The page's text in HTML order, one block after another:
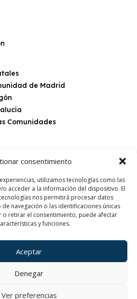
consentimiento
utilizamos tecnologías como las
o acceder a la información del dispositivo. El
nos permitirá procesar datos
navegación o las identificaciones únicas
o retirar el consentimiento, puede afectar
y funciones.
Aceptar
Denegar
Ver preferencias
de Madrid
Comunidades
Temarios
de Cookies